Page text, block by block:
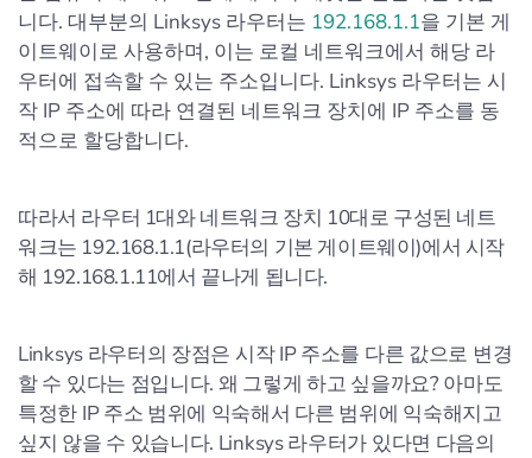
니다. 대부분의 Linksys 라우터는 192.168.1.1을 기본 게
이트웨이로 사용하며, 이는 로컬 네트워크에서 해당 라
우터에 접속할 수 있는 주소입니다. Linksys 라우터는 시
작 IP 주소에 따라 연결된 네트워크 장치에 IP 주소를 동
적으로 할당합니다.
따라서 라우터 1대와 네트워크 장치 10대로 구성된 네트
워크는 192.168.1.1(라우터의 기본 게이트웨이)에서 시작
해 192.168.1.11에서 끝나게 됩니다.
Linksys 라우터의 장점은 시작 IP 주소를 다른 값으로 변경
할 수 있다는 점입니다. 왜 그렇게 하고 싶을까요? 아마도
특정한 IP 주소 범위에 익숙해서 다른 범위에 익숙해지고
싶지 않을 수 있습니다. Linksys 라우터가 있다면 다음의